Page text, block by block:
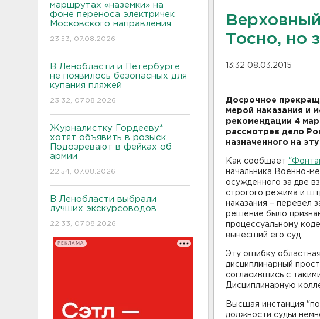
маршрутах «наземки» на
фоне переноса электричек
Московского направления
23:53, 07.08.2026
В Ленобласти и Петербурге
не появилось безопасных для
купания пляжей
23:32, 07.08.2026
Журналистку Гордееву*
хотят объявить в розыск.
Подозревают в фейках об
армии
22:54, 07.08.2026
В Ленобласти выбрали
лучших экскурсоводов
22:33, 07.08.2026
РЕКЛАМА
Тосно, но
13:32 08.03.2015
Досрочное
мерой наказания и
рекомендации 4
рассмотрев дело
назначенного на
Как сообщает
начальника Военно-
осужденного за две
строгого режима и
наказания – перевел
решение было
процессуальному
вынесший его суд.
Эту ошибку
дисциплинарный
согласившись с
Дисциплинарную
Высшая инстанция
должности судьи